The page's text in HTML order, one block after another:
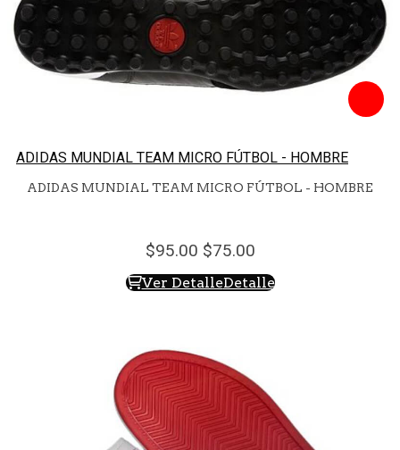
ADIDAS MUNDIAL TEAM MICRO FÚTBOL - HOMBRE
ADIDAS MUNDIAL TEAM MICRO FÚTBOL - HOMBRE
95.00 75.00
Ver DetalleDetalle